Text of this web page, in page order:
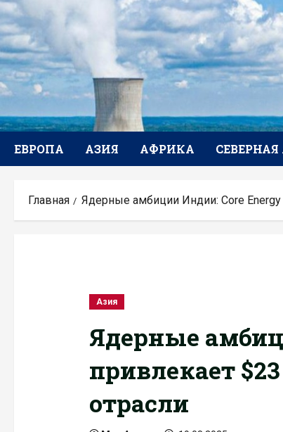
Перейти
к
содержимому
ЕВРОПА АЗИЯ АФРИКА
Главная Ядерные амбиции Индии: Core Energy
Азия
Ядерные
привлекает
отрасли